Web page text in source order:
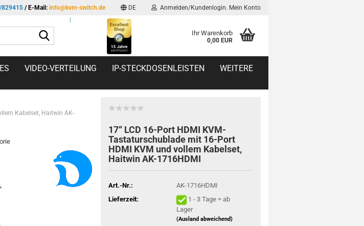
829415 / E-Mail: info@kvm-switch.de DE Anmelden/Kundenlogin. Mein Konto
Ihr Warenkorb
0,00 EUR
VIDEO-VERTEILUNG IP-STECKDOSENLEISTEN WEITERE
Kabelset, Haitwin AK-
17“ LCD 16-Port HDMI KVM-
Tastaturschublade mit 16-Port
HDMI KVM und vollem Kabelset,
Haitwin AK-1716HDMI
Art.-Nr.:
AK-1716HDMI
Lieferzeit:
1 - 3 Tage = ab
Lager
(Ausland abweichend)